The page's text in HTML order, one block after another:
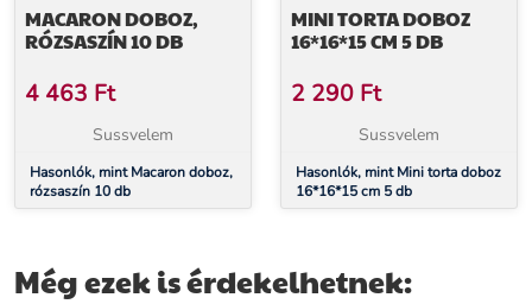
MACARON DOBOZ,
RÓZSASZÍN 10 DB
4 463 Ft
Sussvelem
Hasonlók, mint Macaron doboz,
rózsaszín 10 db
MINI TORTA DOBOZ
16*16*15 CM 5 DB
2 290 Ft
Sussvelem
Hasonlók, mint Mini torta doboz
16*16*15 cm 5 db
Még ezek is érdekelhetnek: